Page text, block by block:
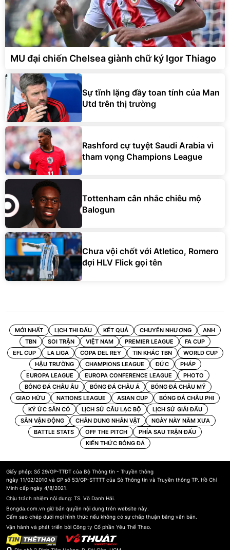
MU đại chiến Chelsea giành chữ ký Igor Thiago
Sự tĩnh lặng đầy toan tính của Man
Utd trên thị trường
Rashford cự tuyệt Saudi Arabia vì
tham vọng Champions League
Tottenham cân nhắc chiêu mộ
Balogun
Chưa vội chốt với Atletico, Romero
đợi HLV Flick gọi tên
MỚI NHẤT LỊCH THI ĐẤU KẾT QUẢ CHUYỂN NHƯỢNG
ANH
TBN
SOI TRẬN VIỆT NAM PREMIER LEAGUE
FA CUP
EFL CUP
LA LIGA COPA DEL REY TIN KHÁC TBN
WORLD CUP
HẬU TRƯỜNG
CHAMPIONS LEAGUE ĐỨC
PHÁP
EUROPA LEAGUE
EUROPA CONFERENCE LEAGUE
PHOTO
BÓNG ĐÁ CHÂU ÂU
BÓNG ĐÁ CHÂU Á
BÓNG ĐÁ CHÂU MỸ
GIAO HỮU
NATIONS LEAGUE ASIAN CUP
BÓNG ĐÁ CHÂU PHI
KÝ ỨC SÂN CỎ
LỊCH SỬ CÂU LẠC BỘ
LỊCH SỬ GIẢI ĐẤU
SÂN VẬN ĐỘNG
CHÂN DUNG NHÂN VẬT
NGÀY NÀY NĂM XƯA
BATTLE STATS
OFF THE PITCH
PHÍA SAU TRẬN ĐẤU
KIẾN THỨC BÓNG ĐÁ
Giấy phép: Số 29/GP-TTĐT của Bộ Thông tin - Truyền thông
ngày 11/02/2010 và GP số 53/GP-STTTT của Sở Thông tin và Truyền thông TP. Hồ Chí
Minh cấp ngày 4/8/2021.
Chịu trách nhiệm nội dung: TS. Võ Danh Hải.
Bongda.com.vn giữ bản quyền nội dung trên website này.
Cấm sao chép dưới mọi hình thức nếu không có sự chấp thuận bằng văn bản.
Vận hành và phát triển bởi Công ty Cổ phần Yêu Thể Thao.